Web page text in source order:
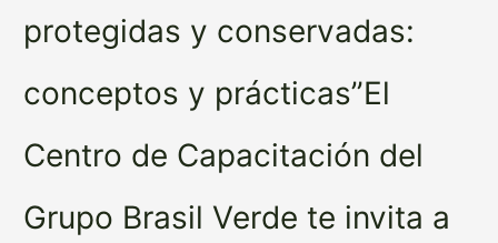
protegidas y conservadas:
conceptos y prácticas”El
Centro de Capacitación del
Grupo Brasil Verde te invita a